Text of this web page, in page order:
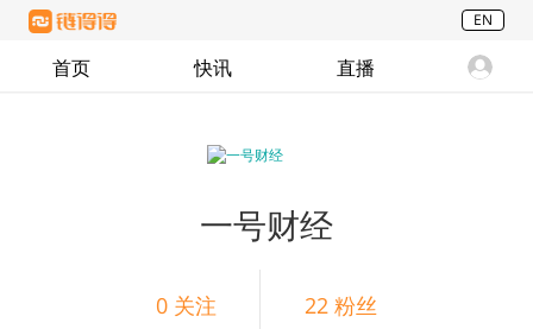
EN
首页 快讯 直播
一号财经
0关注 22 粉丝